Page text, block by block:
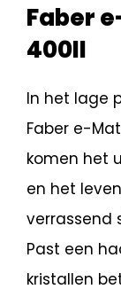
Faber
400II
In het lage
Faber e-
komen het
en het
verrassend
Past een
kristallen